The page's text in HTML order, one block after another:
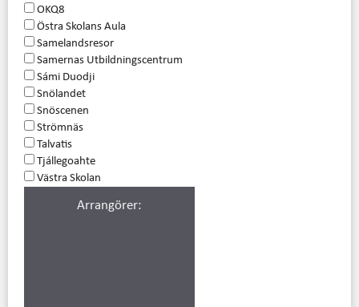
OKQ8
Östra Skolans Aula
Samelandsresor
Samernas Utbildningscentrum
Sámi Duodji
Snölandet
Snöscenen
Strömnäs
Talvatis
Tjállegoahte
Västra Skolan
Arrangörer: